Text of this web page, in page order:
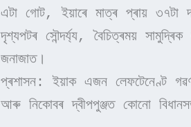
এটা গোট, ইয়াৰে মাত্ৰ প্ৰায় ৩৭টা
দৃশ্যপটৰ সৌন্দৰ্য্য, বৈচিত্ৰময়
জনাজাত।
প্ৰশাসন: ইয়াক এজন লেফটেনেণ্ট
আৰু নিকোবৰ দ্বীপপুঞ্জত কোনো